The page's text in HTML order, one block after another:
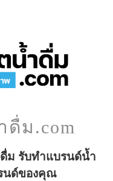
ดื่ม.com
ม รับทำแบรนด์น้ำ
นด์ของคุณ